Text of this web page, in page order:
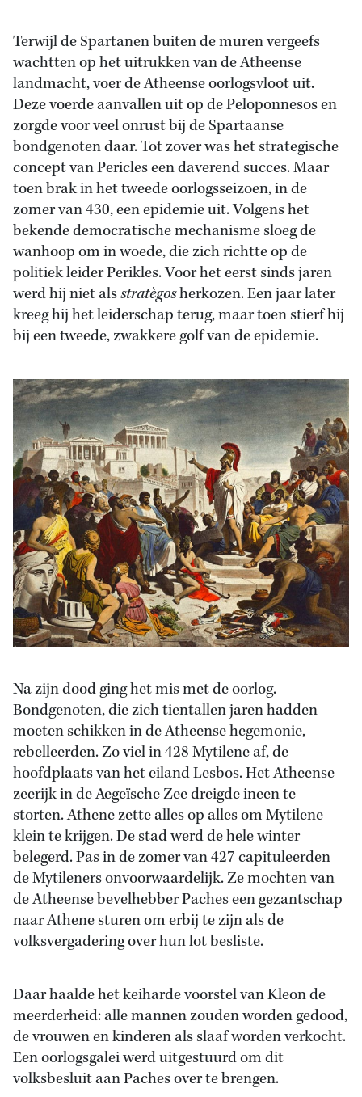
Terwijl de Spartanen buiten de muren vergeefs
wachtten op het uitrukken van de Atheense
landmacht, voer de Atheense oorlogsvloot uit.
Deze voerde aanvallen uit op de Peloponnesos en
zorgde voor veel onrust bij de Spartaanse
bondgenoten daar. Tot zover was het strategische
concept van Pericles een daverend succes. Maar
toen brak in het tweede oorlogsseizoen, in de
zomer van 430, een epidemie uit. Volgens het
bekende democratische mechanisme sloeg de
wanhoop om in woede, die zich richtte op de
politiek leider Perikles. Voor het eerst sinds jaren
werd hij niet alsstratègosherkozen. Een jaar later
kreeg hij het leiderschap terug, maar toen stierf hij
bij een tweede, zwakkere golf van de epidemie.
Na zijn dood ging het mis met de oorlog.
Bondgenoten, die zich tientallen jaren hadden
moeten schikken in de Atheense hegemonie,
rebelleerden. Zo viel in 428 Mytilene af, de
hoofdplaats van het eiland Lesbos. Het Atheense
zeerijk in de Aegeïsche Zee dreigde ineen te
storten. Athene zette alles op alles om Mytilene
klein te krijgen. De stad werd de hele winter
belegerd. Pas in de zomer van 427 capituleerden
de Mytileners onvoorwaardelijk. Ze mochten van
de Atheense bevelhebber Paches een gezantschap
naar Athene sturen om erbij te zijn als de
volksvergadering over hun lot besliste.
Daar haalde het keiharde voorstel van Kleon de
meerderheid: alle mannen zouden worden gedood,
de vrouwen en kinderen als slaaf worden verkocht.
Een oorlogsgalei werd uitgestuurd om dit
volksbesluit aan Paches over te brengen.